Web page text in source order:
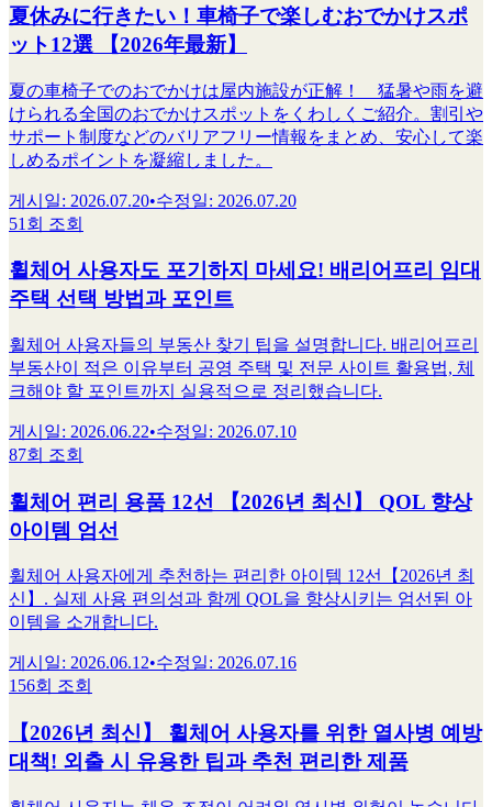
夏休みに行きたい！車椅子で楽しむおでかけスポ
ット12選 【2026年最新】
夏の車椅子でのおでかけは屋内施設が正解！ 猛暑や雨を避
けられる全国のおでかけスポットをくわしくご紹介。割引や
サポート制度などのバリアフリー情報をまとめ、安心して楽
しめるポイントを凝縮しました。
게시일: 2026.07.20•수정일: 2026.07.20
51회 조회
휠체어 사용자도 포기하지 마세요! 배리어프리 임대
주택 선택 방법과 포인트
휠체어 사용자들의 부동산 찾기 팁을 설명합니다. 배리어프리
부동산이 적은 이유부터 공영 주택 및 전문 사이트 활용법, 체
크해야 할 포인트까지 실용적으로 정리했습니다.
게시일: 2026.06.22•수정일: 2026.07.10
87회 조회
휠체어 편리 용품 12선 【2026년 최신】 QOL 향상
아이템 엄선
휠체어 사용자에게 추천하는 편리한 아이템 12선【2026년 최
신】. 실제 사용 편의성과 함께 QOL을 향상시키는 엄선된 아
이템을 소개합니다.
게시일: 2026.06.12•수정일: 2026.07.16
156회 조회
【2026년 최신】 휠체어 사용자를 위한 열사병 예방
대책! 외출 시 유용한 팁과 추천 편리한 제품